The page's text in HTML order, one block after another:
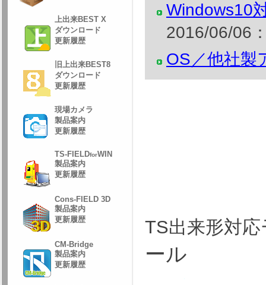
Windows10
2016/06/06
OS／他社製
TS出来形対応
ール
上出来BEST X
ダウンロード
更新履歴
旧上出来BEST8
ダウンロード
更新履歴
現場カメラ
製品案内
更新履歴
TS-FIELDforWIN
製品案内
更新履歴
Cons-FIELD 3D
製品案内
更新履歴
CM-Bridge
製品案内
更新履歴